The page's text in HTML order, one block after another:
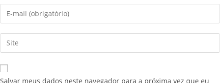
Salvar meus dados neste navegador para a próxima vez que eu